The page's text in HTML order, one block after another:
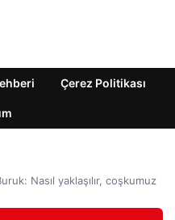
Çerez Politikası
Nasıl yaklaşılır, coşkumuz